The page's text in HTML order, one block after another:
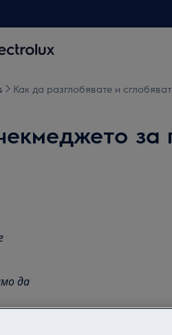
Как да разглобявате и
да